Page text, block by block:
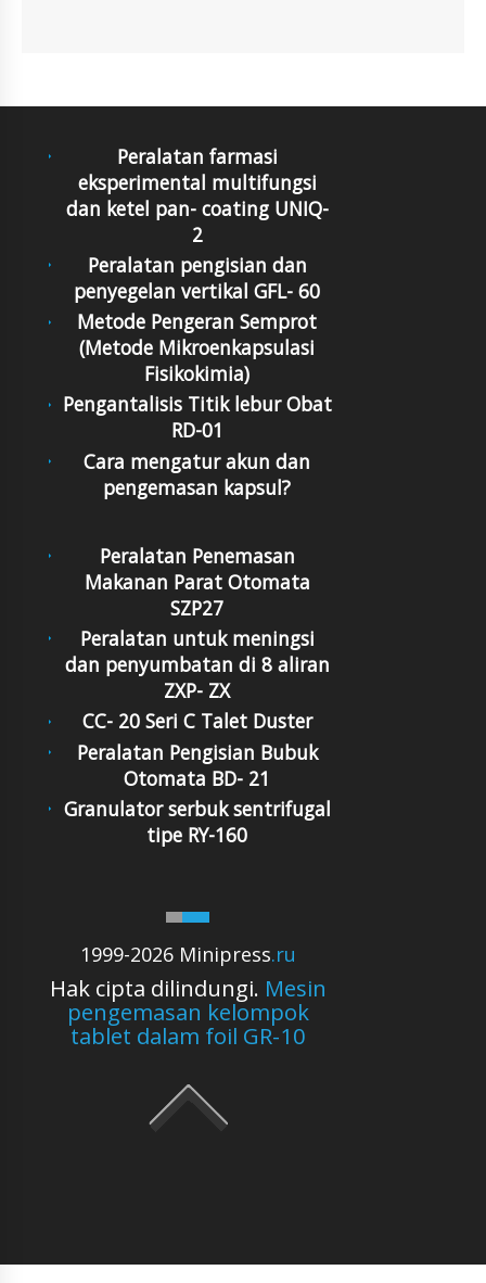
Peralatan farmasi
eksperimental multifungsi
dan ketel pan- coating UNIQ-
2
Peralatan pengisian dan
penyegelan vertikal GFL- 60
Metode Pengeran Semprot
(Metode Mikroenkapsulasi
Fisikokimia)
Pengantalisis Titik lebur Obat
RD-01
Cara mengatur akun dan
pengemasan kapsul?
1999-2026 Minipress.ru
Hak cipta dilindungi. Mesin
pengemasan kelompok
tablet dalam foil GR-10
Peralatan Penemasan
Makanan Parat Otomata
SZP27
Peralatan untuk meningsi
dan penyumbatan di 8 aliran
ZXP- ZX
CC- 20 Seri C Talet Duster
Peralatan Pengisian Bubuk
Otomata BD- 21
Granulator serbuk sentrifugal
tipe RY-160